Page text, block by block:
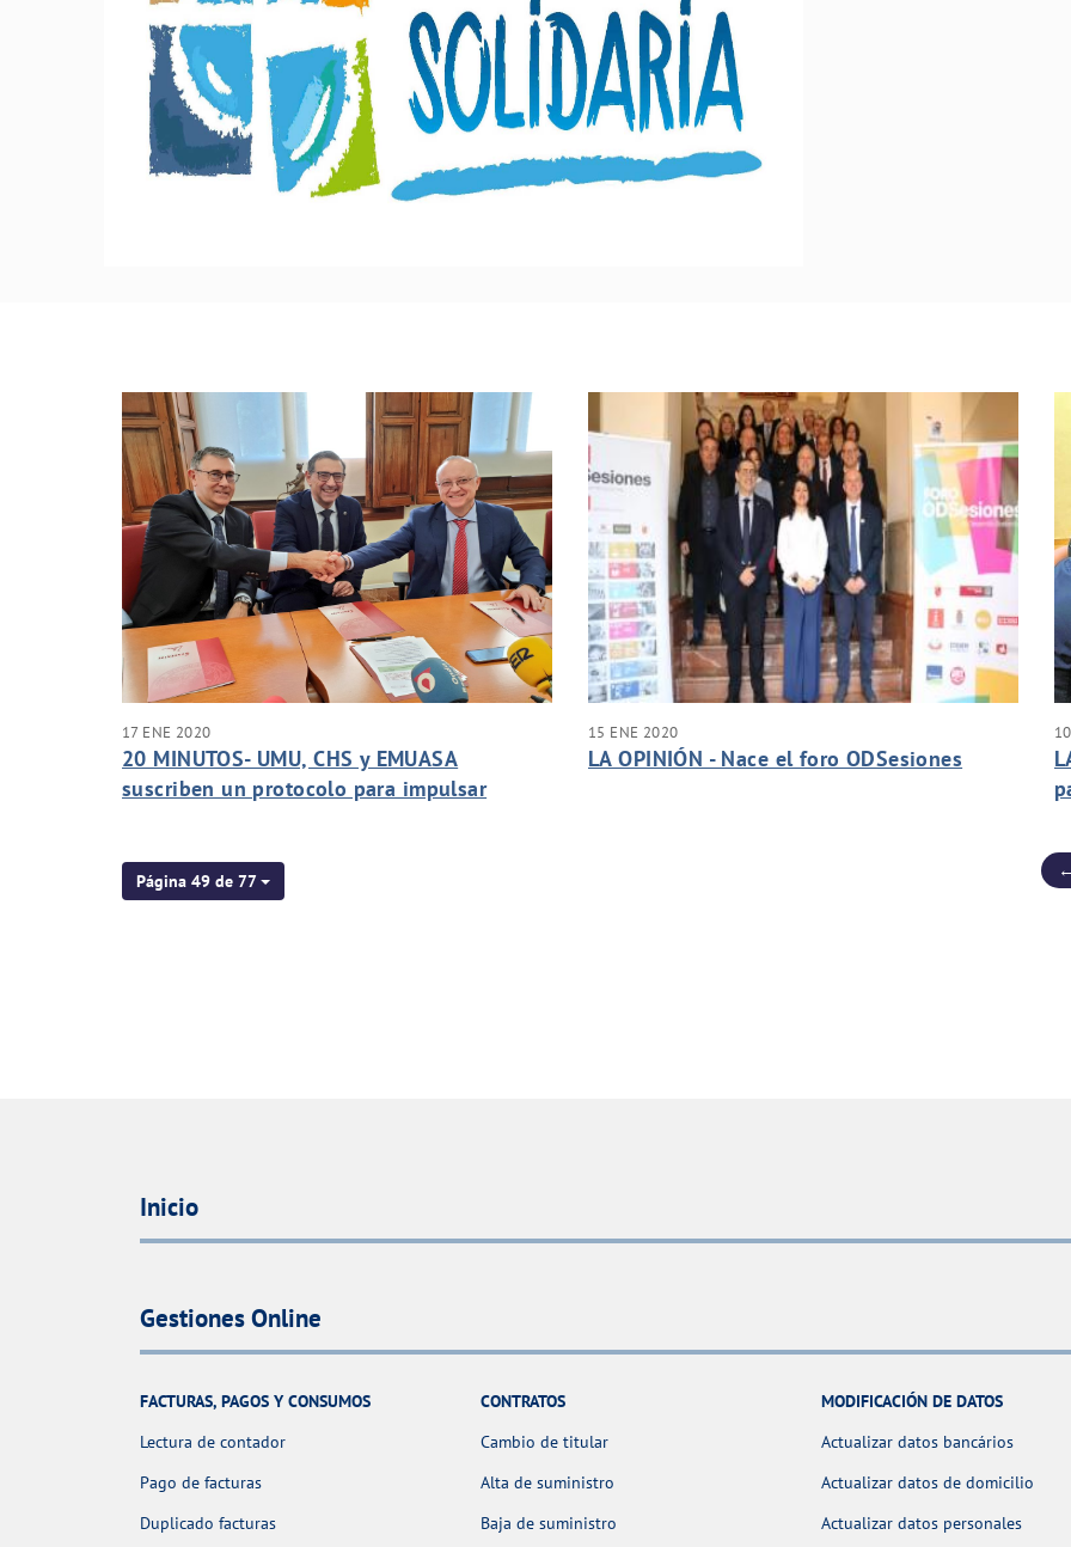
17 ENE 2020
20 MINUTOS- UMU, CHS y EMUASA
suscriben un protocolo para impulsar
15 ENE 2020
LA OPINIÓN - Nace el foro ODSesiones
Página 49 de 77
Inicio
Gestiones Online
FACTURAS, PAGOS Y CONSUMOS
Lectura de contador
Pago de facturas
Duplicado facturas
CONTRATOS
Cambio de titular
Alta de suministro
Baja de suministro
MODIFICACIÓN DE DATOS
Actualizar datos bancários
Actualizar datos de domicilio
Actualizar datos personales